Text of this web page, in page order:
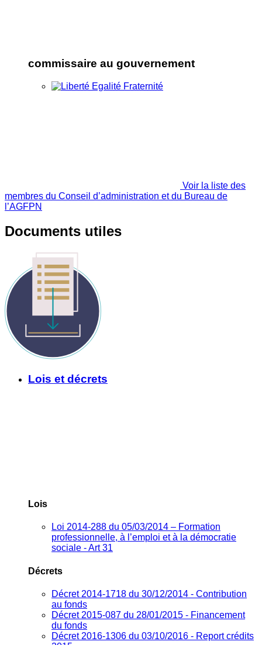
commissaire au gouvernement
Voir la liste des
membres du Conseil d’administration et du Bureau de
l’AGFPN
Documents utiles
Lois et décrets
Lois
Loi 2014-288 du 05/03/2014 – Formation
professionnelle, à l’emploi et à la démocratie
sociale - Art 31
Décrets
Décret 2014-1718 du 30/12/2014 - Contribution
au fonds
Décret 2015-087 du 28/01/2015 - Financement
du fonds
Décret 2016-1306 du 03/10/2016 - Report crédits